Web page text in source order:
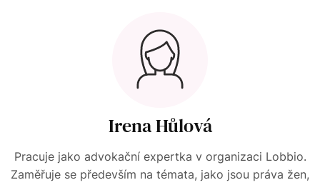
Irena Hůlová
Pracuje jako advokační expertka v organizaci Lobbio.
Zaměřuje se především na témata, jako jsou práva žen,